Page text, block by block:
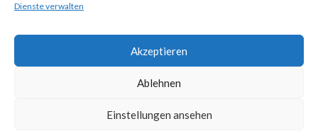
Dienste verwalten
Akzeptieren
Ablehnen
Einstellungen ansehen
Theme Designed byIndiThemes |Gesellschaft für